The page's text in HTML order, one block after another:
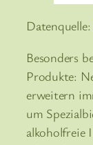
Datenquelle:
Besonders
Produkte:
erweitern
um
alkoholfreie